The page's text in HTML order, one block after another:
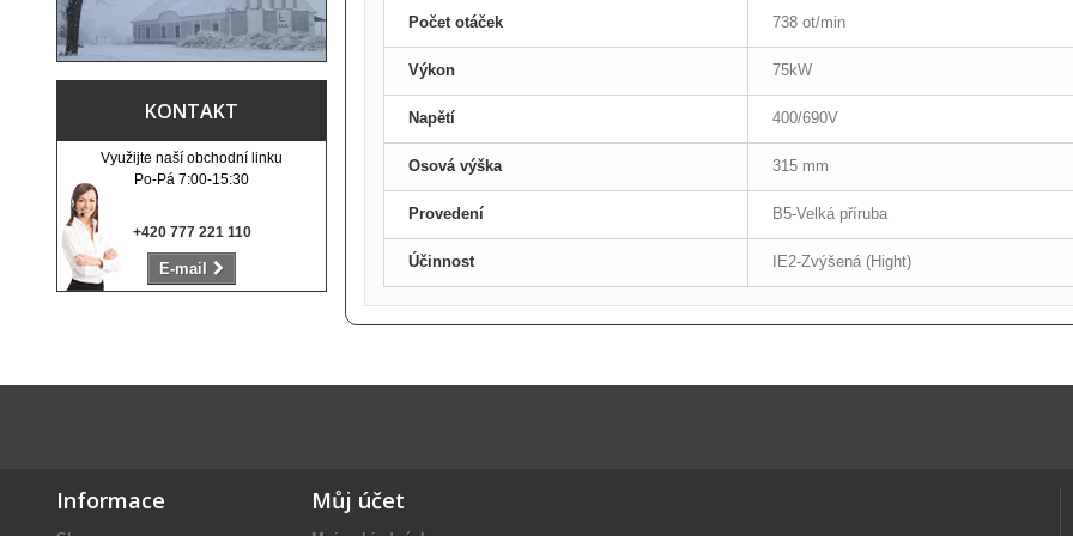
KONTAKT
Využijte naší obchodní linku
Po-Pá 7:00-15:30
+420 777 221 110
E-mail
Počet otáček 738 ot/min
Výkon 75kW
Napětí 400/690V
Osová výška 315 mm
Provedení B5-Velká příruba
Účinnost IE2-Zvýšená (Hight)
Informace Můj účet